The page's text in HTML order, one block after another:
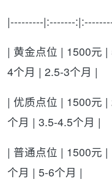
|---------|:-------
| 黄金点位 | 1500元
4个月 | 2.5-3个月 |
| 优质点位 | 1500元
个月 | 3.5-4.5个月 |
| 普通点位 | 1500元
个月 | 5-6个月 |